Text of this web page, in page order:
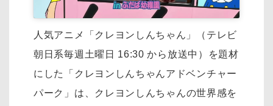
人気アニメ「クレヨンしんちゃん」（テレビ
朝日系毎週土曜日 16:30 から放送中）を題材
にした「クレヨンしんちゃんアドベンチャー
パーク」は、
クレヨンしんちゃんの世界感を